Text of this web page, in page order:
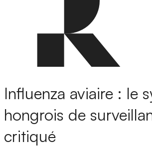
Influenza aviaire : le
hongrois de
critiqué